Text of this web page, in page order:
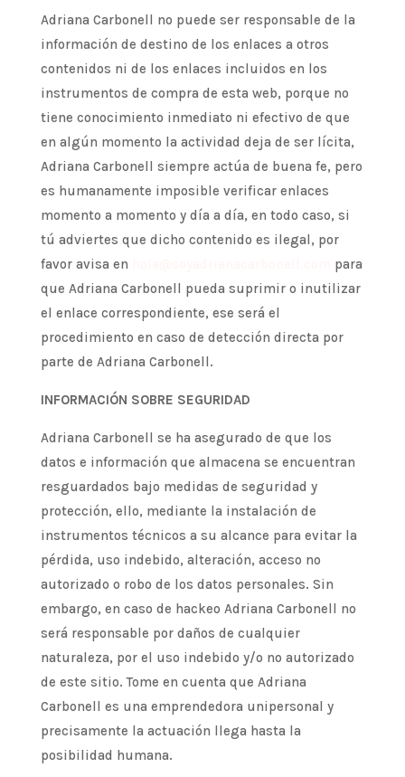
Adriana Carbonell no puede ser responsable de la
información de destino de los enlaces a otros
contenidos ni de los enlaces incluidos en los
instrumentos de compra de esta web, porque no
tiene conocimiento inmediato ni efectivo de que
en algún momento la actividad deja de ser lícita,
Adriana Carbonell siempre actúa de buena fe, pero
es humanamente imposible verificar enlaces
momento a momento y día a día, en todo caso, si
tú adviertes que dicho contenido es ilegal, por
favor avisa en
para
que Adriana Carbonell pueda suprimir o inutilizar
el enlace correspondiente, ese será el
procedimiento en caso de detección directa por
parte de Adriana Carbonell.
INFORMACIÓN SOBRE SEGURIDAD
Adriana Carbonell se ha asegurado de que los
datos e información que almacena se encuentran
resguardados bajo medidas de seguridad y
protección, ello, mediante la instalación de
instrumentos técnicos a su alcance para evitar la
pérdida, uso indebido, alteración, acceso no
autorizado o robo de los datos personales. Sin
embargo, en caso de hackeo Adriana Carbonell no
será responsable por daños de cualquier
naturaleza, por el uso indebido y/o no autorizado
de este sitio. Tome en cuenta que Adriana
Carbonell es una emprendedora unipersonal y
precisamente la actuación llega hasta la
posibilidad humana.